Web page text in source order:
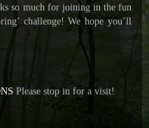
so much for joining in the fun
challenge! We hope you’ll
Please stop in for a visit!